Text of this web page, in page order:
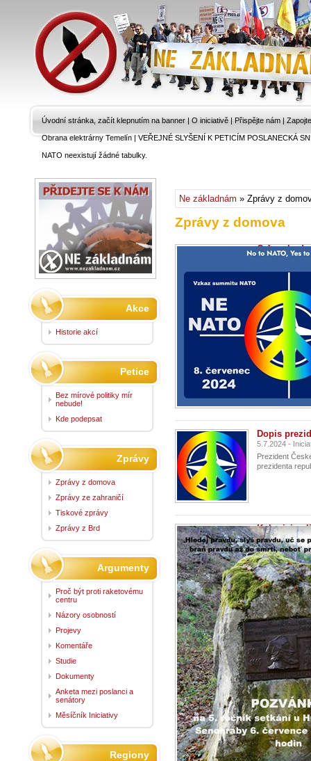
Úvodní stránka, začít klepnutím na banner | O iniciativě | Přispějte nám |
Obrana elektrárny Temelín|VEŘEJNÉ SLYŠENÍ K PETICÍM POSLANECKÁ
NATO neexistují žádné tabulky.
Ne základnám » Zprávy z
Zprávy z domova
O čem
diskutovat?
NATO 2024
Dopis
5.7.2024 -
Prezident
prezidenta
Koho jsi
3.7.2024 -
Kolik ze
jednat tak, aby:
Akce
Historie akcí
Petice
Bez mírové politiky mír
nebude!
Kde podepsat
Zprávy
Zprávy z domova
Zprávy ze zahraničí
Tiskové zprávy
Zprávy z Brd
Argumenty
Proč být proti raketovému
centru
Názory osobností
Projevy
Komentáře
Studie
Dokumenty
Anketa mezi poslanci a
senátory
Měsíčník Iniciativy
Regiony